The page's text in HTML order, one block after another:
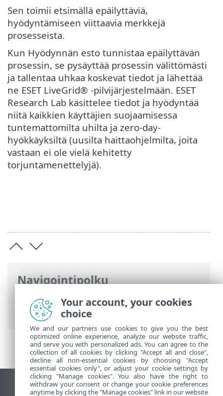
Navigointipolku
ESET-online-ohje>ESET Glossary>ESET-
tekniikat > Hyödynnän esto
Sen toimii etsimällä epäilyttäviä,
hyödyntämiseen viittaavia merkkejä
prosesseista.
Kun Hyödynnän esto tunnistaa epäilyttävän
prosessin, se pysäyttää prosessin välittömästi
ja tallentaa uhkaa koskevat tiedot ja lähettää
ne ESET LiveGrid® -pilvijärjestelmään. ESET
Research Lab käsittelee tiedot ja hyödyntää
niitä kaikkien käyttäjien suojaamisessa
tuntemattomilta uhilta ja zero-day-
hyökkäyksiltä (uusilta haittaohjelmilta, joita
vastaan ei ole vielä kehitetty
torjuntamenettelyjä).
Näytä tietokonesivusto
Your account, your cookies
choice
We and our partners use cookies to give you the best
optimized online experience, analyze our website traffic,
and serve you with personalized ads. You can agree to the
collection of all cookies by clicking "Accept all and close",
decline all non-essential cookies by choosing "Accept
essential cookies only", or adjust your cookie settings by
clicking "Manage cookies". You also have the right to
withdraw your consent or change your cookie preferences
anytime by clicking the "Manage cookies" link in our website